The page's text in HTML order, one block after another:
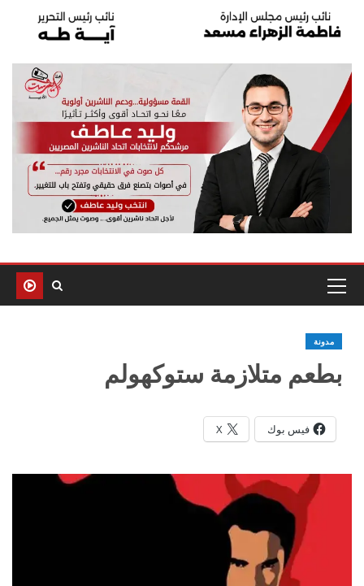
مدونة
بطعم متلازمة ستوكهولم
فيس بوك X